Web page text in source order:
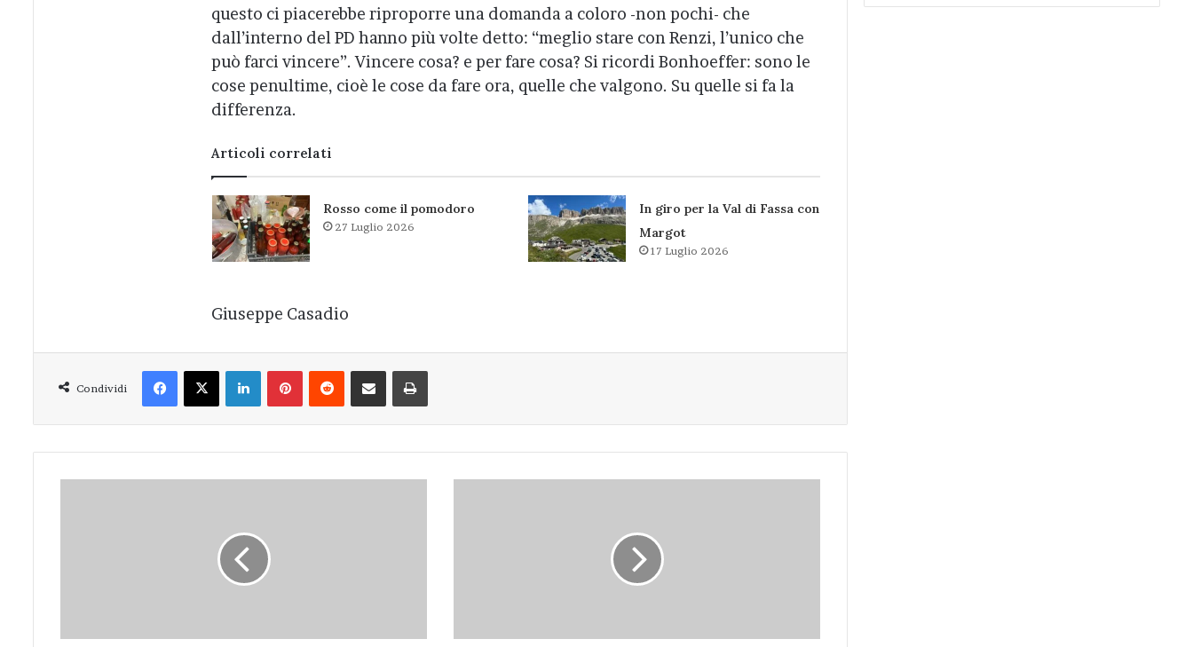
questo ci piacerebbe riproporre una domanda a coloro -non pochi- che
dall’interno del PD hanno più volte detto: “meglio stare con Renzi, l’unico che
può farci vincere”. Vincere cosa? e per fare cosa? Si ricordi Bonhoeffer: sono le
cose penultime, cioè le cose da fare ora, quelle che valgono. Su quelle si fa la
differenza.
Articoli correlati
Rosso come il pomodoro
27 Luglio 2026
In giro per la Val di Fassa con
Margot
17 Luglio 2026
Giuseppe Casadio
Condividi
Facebook
X LinkedInPinterestReddit Condividi via Email Stampa